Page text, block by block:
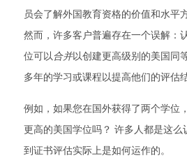
员会了解外国教育资格的价值和水平
然而，许多客户普遍存在一个误解：
位可以合并以创建更高级别的美国
多年的学习或课程以提高他们的评估结
例如，如果您在国外获得了两个学位
更高的美国学位吗？ 许多人都是这
到证书评估实际上是如何运作的。